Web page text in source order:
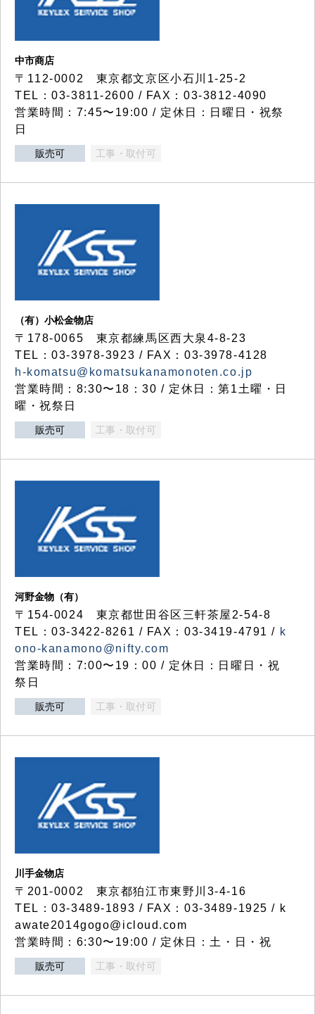
中市商店
〒112-0002 東京都文京区小石川1-25-2
TEL：03-3811-2600 / FAX：03-3812-4090
営業時間：7:45〜19:00 / 定休日：日曜日・祝祭
日
販売可 工事・取付可
（有）小松金物店
〒178-0065 東京都練馬区西大泉4-8-23
TEL：03-3978-3923 / FAX：03-3978-4128
h-komatsu@komatsukanamonoten.co.jp
営業時間：8:30〜18：30 / 定休日：第1土曜・日
曜・祝祭日
販売可 工事・取付可
河野金物（有）
〒154-0024 東京都世田谷区三軒茶屋2-54-8
TEL：03-3422-8261 / FAX：03-3419-4791 / k
ono-kanamono@nifty.com
営業時間：7:00〜19：00 / 定休日：日曜日・祝
祭日
販売可 工事・取付可
川手金物店
〒201-0002 東京都狛江市東野川3-4-16
TEL：03-3489-1893 / FAX：03-3489-1925 / k
awate2014gogo@icloud.com
営業時間：6:30〜19:00 / 定休日：土・日・祝
販売可 工事・取付可